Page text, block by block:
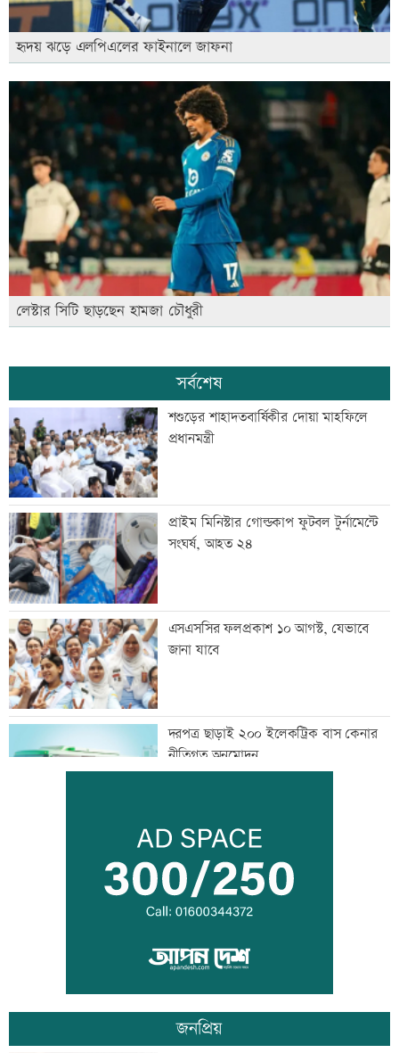
হৃদয় ঝড়ে এলপিএলের ফাইনালে জাফনা
লেস্টার সিটি ছাড়ছেন হামজা চৌধুরী
সর্বশেষ
শশুড়ের শাহাদতবার্ষিকীর দোয়া মাহফিলে
প্রধানমন্ত্রী
প্রাইম মিনিস্টার গোল্ডকাপ ফুটবল টুর্নামেন্টে
সংঘর্ষ, আহত ২৪
এসএসসির ফলপ্রকাশ ১০ আগস্ট, যেভাবে
জানা যাবে
দরপত্র ছাড়াই ২০০ ইলেকট্রিক বাস কেনার
নীতিগত অনুমোদন
তনু হত্যার আসামি সাবেক সেনাসদস্য
হাফিজুরকে আত্মসমর্পণের নির্দেশ
দুদকের মামলায় ঢাকা ব্যাংকের ৪ কর্মকর্তার
কারাদণ্ড
জনপ্রিয়